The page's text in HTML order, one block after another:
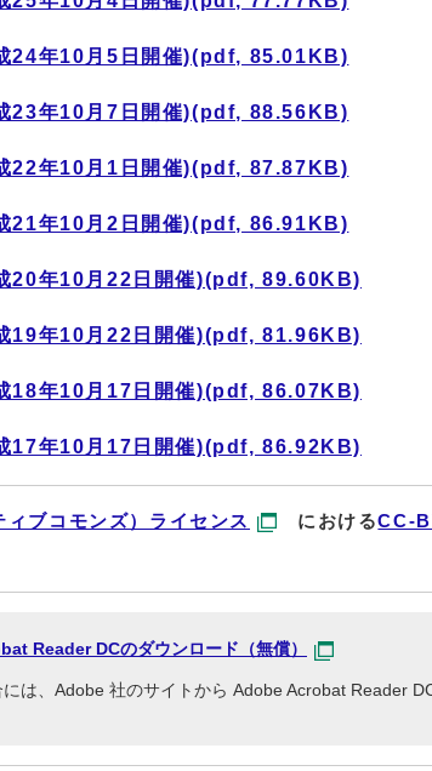
24年10月5日開催)(pdf, 85.01KB)
23年10月7日開催)(pdf, 88.56KB)
22年10月1日開催)(pdf, 87.87KB)
21年10月2日開催)(pdf, 86.91KB)
20年10月22日開催)(pdf, 89.60KB)
19年10月22日開催)(pdf, 81.96KB)
18年10月17日開催)(pdf, 86.07KB)
17年10月17日開催)(pdf, 86.92KB)
ブコモンズ）ライセンス におけるCC-
Reader DCのダウンロード（無償）
は、Adobe 社のサイトから Adobe Acrobat Reader